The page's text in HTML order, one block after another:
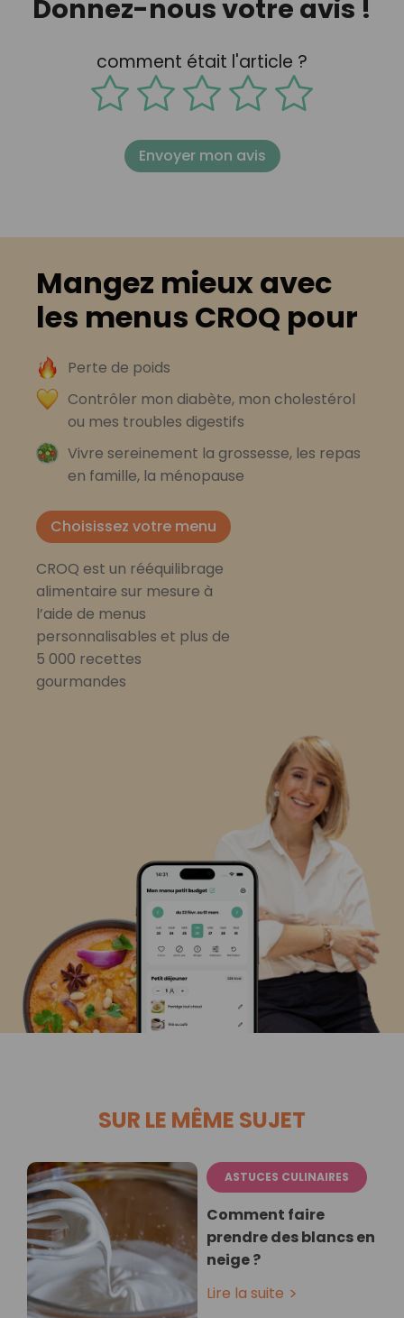
Donnez-nous votre avis !
comment était l'article ?
Envoyer mon avis
Mangez mieux avec
les menus CROQ pour
Perte de poids
Contrôler mon diabète, mon cholestérol
ou mes troubles digestifs
Vivre sereinement la grossesse, les repas
en famille, la ménopause
Choisissez votre menu
CROQ est un rééquilibrage
alimentaire sur mesure à
l’aide de menus
personnalisables et plus de
5 000 recettes
gourmandes
SUR LE MÊME SUJET
ASTUCES CULINAIRES
Comment faire
prendre des blancs en
neige ?
Lire la suite